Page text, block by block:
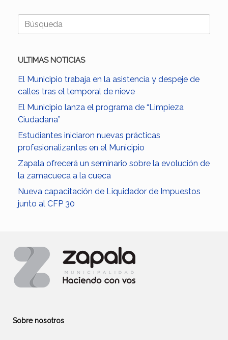
Buscar:
ULTIMAS NOTICIAS
El Municipio trabaja en la asistencia y despeje de
calles tras el temporal de nieve
El Municipio lanza el programa de “Limpieza
Ciudadana”
Estudiantes iniciaron nuevas prácticas
profesionalizantes en el Municipio
Zapala ofrecerá un seminario sobre la evolución de
la zamacueca a la cueca
Nueva capacitación de Liquidador de Impuestos
junto al CFP 30
Sobre nosotros